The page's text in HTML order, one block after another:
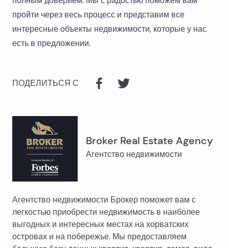
пройти через весь процесс и представим все
интересные объекты недвижимости, которые у нас
есть в предложении.
ПОДЕЛИТЬСЯ С
Broker Real Estate Agency
Агентство недвижимости
Агентство недвижимости Брокер поможет вам с
легкостью приобрести недвижимость в наиболее
выгодных и интересных местах на хорватских
островах и на побережье. Мы предоставляем